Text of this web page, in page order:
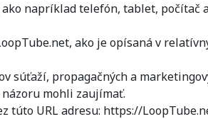
napríklad telefón, tablet, počítač
ako je opísaná v
súťaží, propagačných a
mohli zaujímať.
túto URL adresu: https://